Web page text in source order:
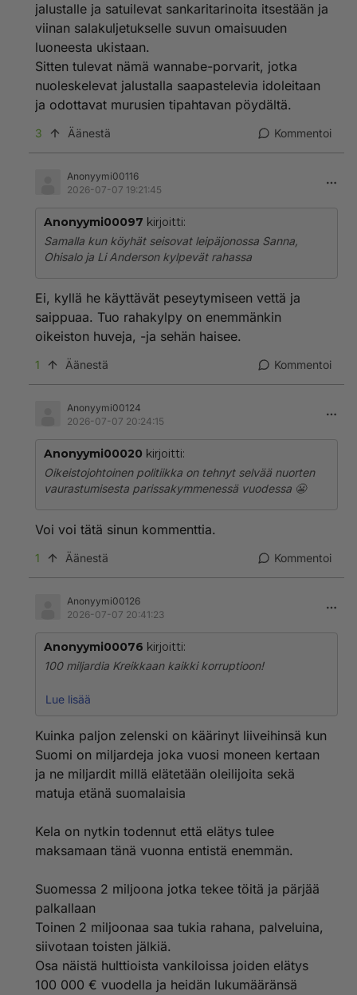
jalustalle ja satuilevat sankaritarinoita itsestään ja
viinan salakuljetukselle suvun omaisuuden
luoneesta ukistaan.
Sitten tulevat nämä wannabe-porvarit, jotka
nuoleskelevat jalustalla saapastelevia idoleitaan
ja odottavat murusien tipahtavan pöydältä.
3 Äänestä Kommentoi
Anonyymi00116
2026-07-07 19:21:45
Anonyymi00097 kirjoitti:
Samalla kun köyhät seisovat leipäjonossa Sanna,
Ohisalo ja Li Anderson kylpevät rahassa
Ei, kyllä he käyttävät peseytymiseen vettä ja
saippuaa. Tuo rahakylpy on enemmänkin
oikeiston huveja, -ja sehän haisee.
1 Äänestä Kommentoi
Anonyymi00124
2026-07-07 20:24:15
Anonyymi00020 kirjoitti:
Oikeistojohtoinen politiikka on tehnyt selvää nuorten
vaurastumisesta parissakymmenessä vuodessa 😬
Voi voi tätä sinun kommenttia.
1 Äänestä Kommentoi
Anonyymi00126
2026-07-07 20:41:23
Anonyymi00076 kirjoitti:
100 miljardia Kreikkaan kaikki korruptioon!
200 miljardia Italiaan! Kaikki meni korruptioon sielläkin!
Suomen Kreikkaikivipin junaili TukiverkkosukkaJutta ja
sai siitä hyvästä Komissarisalkun!
Sekin maksoi miljardin!
Lue lisää
Kuinka paljon zelenski on käärinyt liiveihinsä kun
Suomi on miljardeja joka vuosi moneen kertaan
ja ne miljardit millä elätetään oleilijoita sekä
matuja etänä suomalaisia
Kela on nytkin todennut että elätys tulee
maksamaan tänä vuonna entistä enemmän.
Suomessa 2 miljoona jotka tekee töitä ja pärjää
palkallaan
Toinen 2 miljoonaa saa tukia rahana, palveluina,
siivotaan toisten jälkiä.
Osa näistä hulttioista vankiloissa joiden elätys
100 000 € vuodella ja heidän lukumääränsä